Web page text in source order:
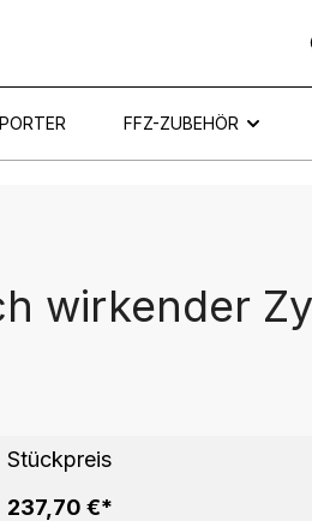
FFZ-ZUBEHÖR
wirkender
Stückpreis
237,70 €*